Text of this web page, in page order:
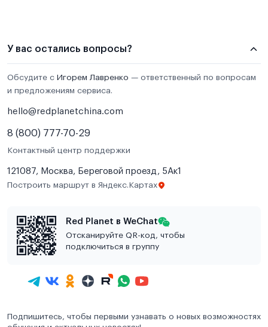
У вас остались вопросы?
Обсудите с Игорем Лавренко — ответственный по вопросам
и предложениям сервиса.
hello@redplanetchina.com
8 (800) 777-70-29
Контактный центр поддержки
121087, Москва, Береговой проезд, 5Ак1
Построить маршрут в Яндекс.Картах
Red Planet в WeChat
Отсканируйте QR-код, чтобы
подключиться в группу
Подпишитесь, чтобы первыми узнавать о новых возможностях